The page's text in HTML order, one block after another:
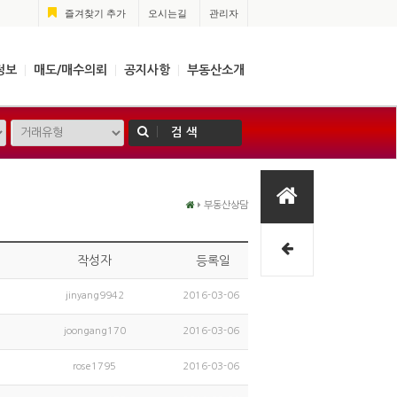
즐겨찾기 추가 오시는길 관리자
보 매도/매수의뢰 공지사항 부동산소개
검 색
부동산상담
작성자 등록일
jinyang9942 2016-03-06
joongang170 2016-03-06
rose1795 2016-03-06